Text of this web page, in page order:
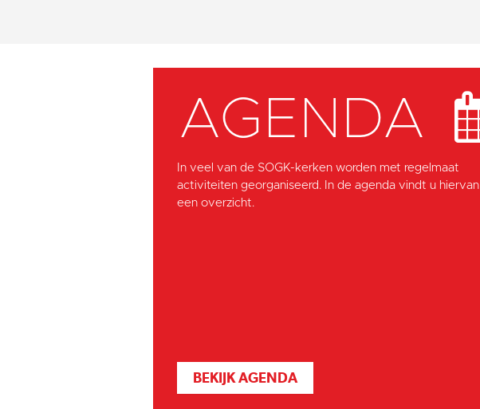
AGENDA
In veel van de SOGK-kerken worden met regelmaat
activiteiten georganiseerd. In de agenda vindt u hiervan
een overzicht.
BEKIJK AGENDA